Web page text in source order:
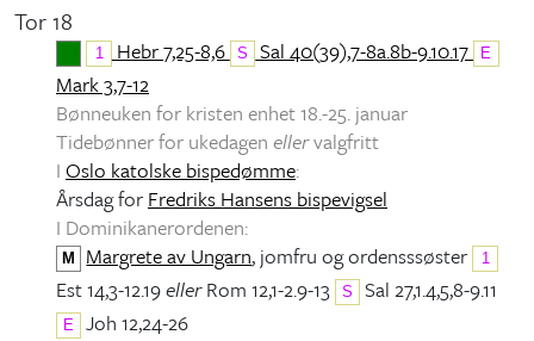
Tor 18
1 Hebr 7,25-8,6 S Sal 40(39),7-8a.8b-9.10.17 E
Mark 3,7-12
Bønneuken for kristen enhet 18.-25. januar
Tidebønner for ukedagen ellervalgfritt
I Oslo katolske bispedømme:
Årsdag forFredriks Hansens bispevigsel
I Dominikanerordenen:
M Margrete av Ungarn, jomfru og ordensssøster 1
Est 14,3-12.19ellerRom 12,1-2.9-13 S Sal 27,1.4,5,8-9.11
E Joh 12,24-26